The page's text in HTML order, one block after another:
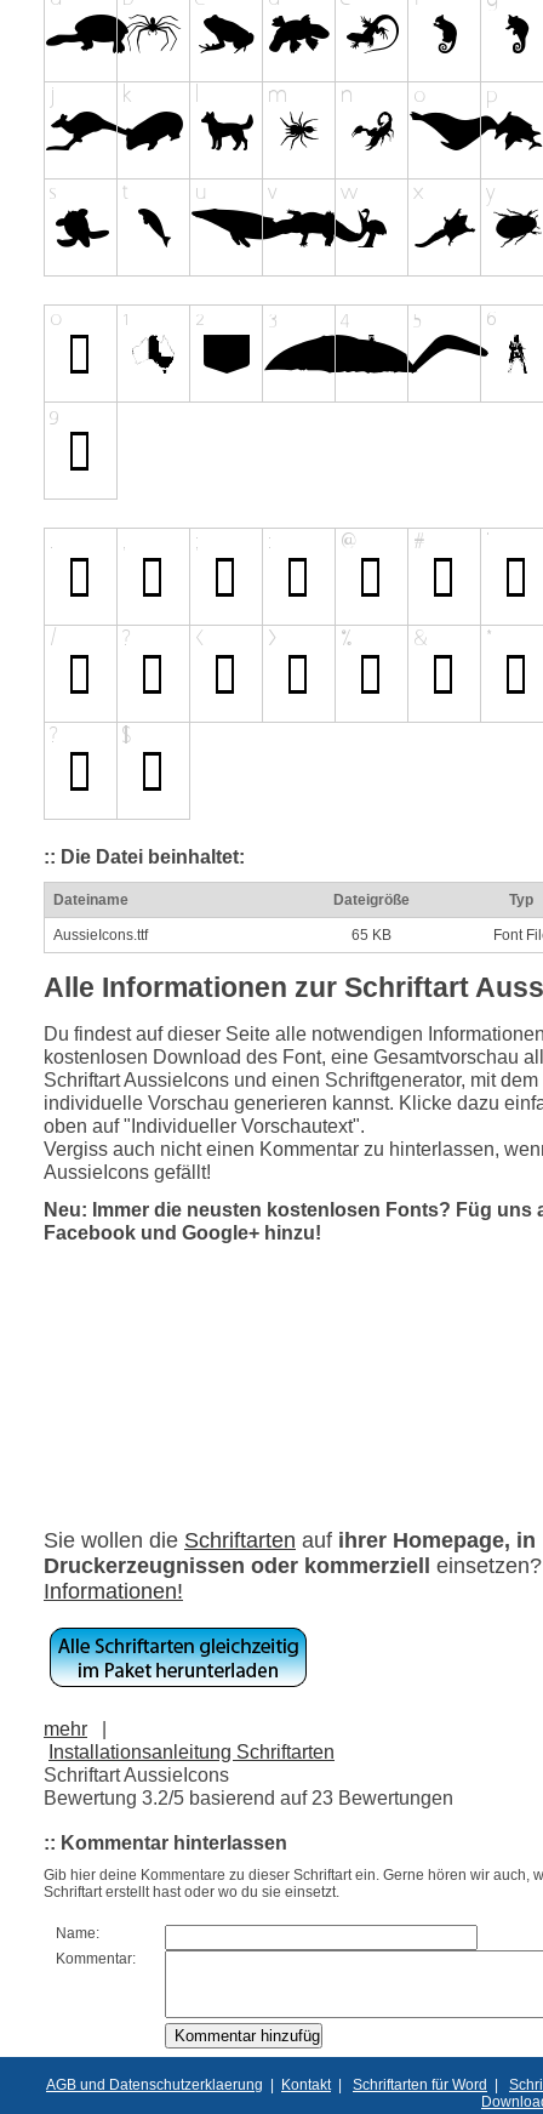
:: Die Datei beinhaltet:
Dateiname Dateigröße Typ
AussieIcons.ttf 65 KB Font
Alle Informationen zur Schriftart
Du findest auf dieser Seite alle notwendigen
kostenlosen Download des Font, eine Gesamtvorschau
Schriftart AussieIcons und einen Schriftgenerator, mit
individuelle Vorschau generieren kannst. Klicke dazu
oben auf "Individueller Vorschautext".
Vergiss auch nicht einen Kommentar zu hinterlassen,
AussieIcons gefällt!
Neu: Immer die neusten kostenlosen Fonts? Füg uns
Facebook und Google+ hinzu!
Sie wollen die Schriftarten auf ihrer Homepage, in
Druckerzeugnissen oder kommerziell
Informationen!
mehr
|
Installationsanleitung Schriftarten
Schriftart AussieIcons
Bewertung 3.2/5 basierend auf 23 Bewertungen
:: Kommentar hinterlassen
Gib hier deine Kommentare zu dieser Schriftart ein. Gerne hören wir auch,
Schriftart erstellt hast oder wo du sie einsetzt.
Name:
Kommentar:
AGB und Datenschutzerklaerung | Kontakt| Schriftarten für Word |